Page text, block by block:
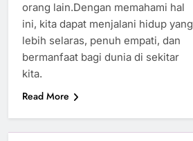
orang lain.Dengan memahami hal
ini, kita dapat menjalani hidup yang
lebih selaras, penuh empati, dan
bermanfaat bagi dunia di sekitar
kita.
Read More